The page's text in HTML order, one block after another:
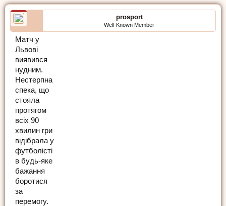
prosport
Well-Known Member
Матч у
Львові
виявився
нудним.
Нестерпна
спека, що
стояла
протягом
всіх 90
хвилин гри
відібрала у
футболісті
в будь-яке
бажання
боротися
за
перемогу.